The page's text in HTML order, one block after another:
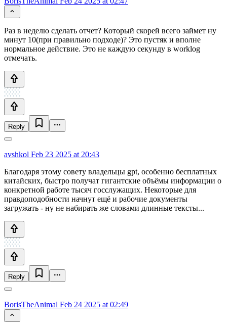
Раз в неделю сделать отчет? Который скорей всего займет ну
минут 10(при правильно подходе)? Это пустяк и вполне
нормальное действие. Это не каждую секунду в worklog
отмечать.
Reply
avshkol Feb 23 2025 at 20:43
Благодаря этому совету владельцы gpt, особенно бесплатных
китайских, быстро получат гигантские объёмы информации о
конкретной работе тысяч госслужащих. Некоторые для
правдоподобности начнут ещё и рабочие документы
загружать - ну не набирать же словами длинные тексты...
Reply
BorisTheAnimal Feb 24 2025 at 02:49